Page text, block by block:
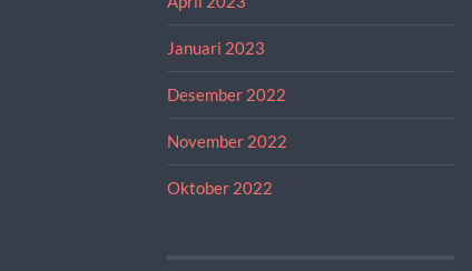
Januari 2023
Desember 2022
November 2022
Oktober 2022